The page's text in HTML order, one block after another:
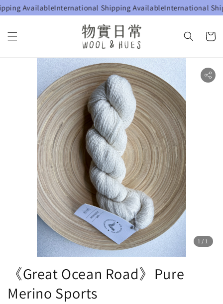
AvailableInternational Shipping AvailableInternational
1 /1
《Great Ocean Road》Pure
Merino Sports